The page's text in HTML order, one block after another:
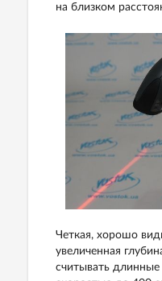
на близком
Четкая, хорошо
увеличенная
считывать